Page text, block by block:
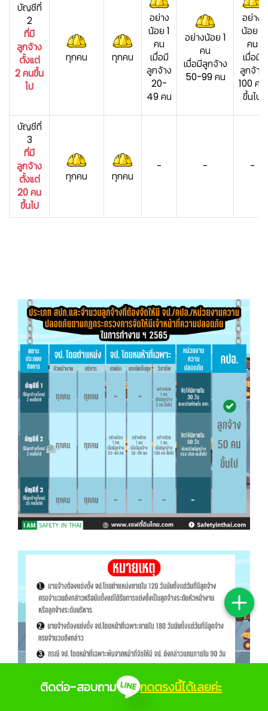
บัญชีที่
2
ที่มี
ลูกจ้าง
ตั้งแต่
2 คนขึ้น
ไป
ทุกคน ทุกคน
อย่าง
น้อย 1
คน
เมื่อมี
ลูกจ้าง
20-
49 คน
อย่างน้อย 1
คน
เมื่อมีลูกจ้าง
50-99 คน
อย่าง
น้อย 1
คน
เมื่อมี
ลูกจ้าง
100 คน
ขึ้นไป
บัญชีที่
3
ที่มี
ลูกจ้าง
ตั้งแต่
20 คน
ขึ้นไป
ทุกคน ทุกคน
- - -
ติดต่อ-สอบถาม กดตรงนี้ได้เลยค่ะ